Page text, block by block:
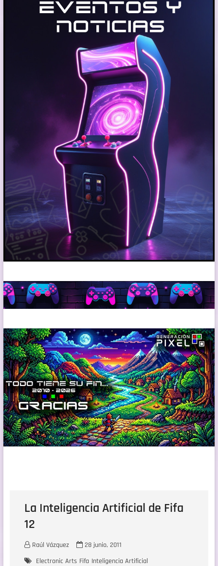
La Inteligencia Artificial de Fifa
12
Raúl Vázquez
28 junio, 2011
Electronic Arts Fifa Inteligencia Artificial